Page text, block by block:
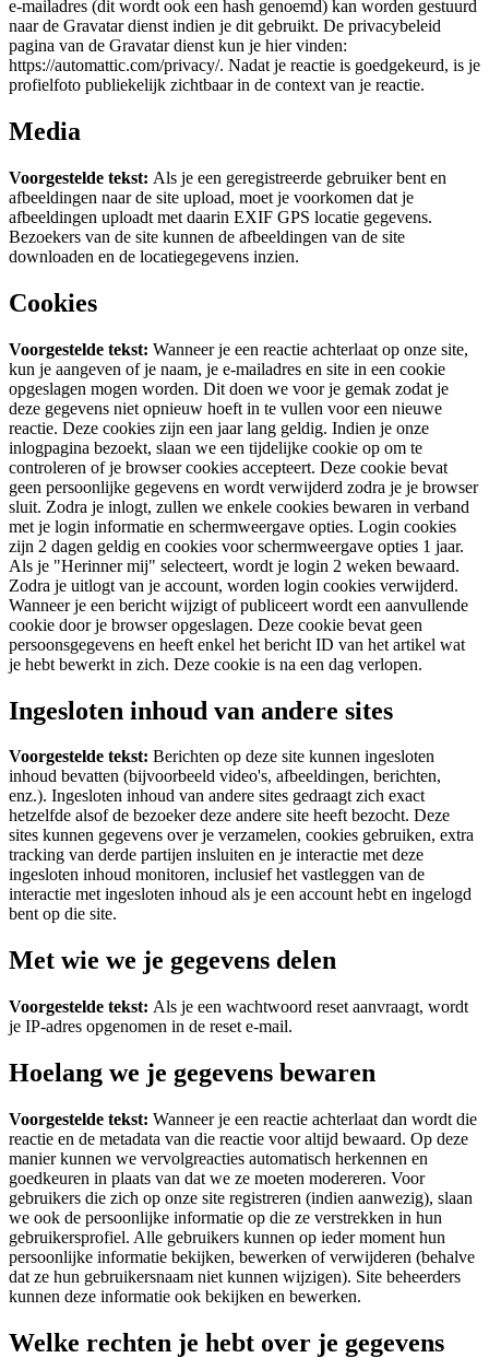
e-mailadres (dit wordt ook een hash genoemd) kan worden gestuurd
naar de Gravatar dienst indien je dit gebruikt. De privacybeleid
pagina van de Gravatar dienst kun je hier vinden:
https://automattic.com/privacy/. Nadat je reactie is goedgekeurd, is je
profielfoto publiekelijk zichtbaar in de context van je reactie.
Media
Voorgestelde tekst: Als je een geregistreerde gebruiker bent en
afbeeldingen naar de site upload, moet je voorkomen dat je
afbeeldingen uploadt met daarin EXIF GPS locatie gegevens.
Bezoekers van de site kunnen de afbeeldingen van de site
downloaden en de locatiegegevens inzien.
Cookies
Voorgestelde tekst: Wanneer je een reactie achterlaat op onze site,
kun je aangeven of je naam, je e-mailadres en site in een cookie
opgeslagen mogen worden. Dit doen we voor je gemak zodat je
deze gegevens niet opnieuw hoeft in te vullen voor een nieuwe
reactie. Deze cookies zijn een jaar lang geldig. Indien je onze
inlogpagina bezoekt, slaan we een tijdelijke cookie op om te
controleren of je browser cookies accepteert. Deze cookie bevat
geen persoonlijke gegevens en wordt verwijderd zodra je je browser
sluit. Zodra je inlogt, zullen we enkele cookies bewaren in verband
met je login informatie en schermweergave opties. Login cookies
zijn 2 dagen geldig en cookies voor schermweergave opties 1 jaar.
Als je "Herinner mij" selecteert, wordt je login 2 weken bewaard.
Zodra je uitlogt van je account, worden login cookies verwijderd.
Wanneer je een bericht wijzigt of publiceert wordt een aanvullende
cookie door je browser opgeslagen. Deze cookie bevat geen
persoonsgegevens en heeft enkel het bericht ID van het artikel wat
je hebt bewerkt in zich. Deze cookie is na een dag verlopen.
Ingesloten inhoud van andere sites
Voorgestelde tekst: Berichten op deze site kunnen ingesloten
inhoud bevatten (bijvoorbeeld video's, afbeeldingen, berichten,
enz.). Ingesloten inhoud van andere sites gedraagt zich exact
hetzelfde alsof de bezoeker deze andere site heeft bezocht. Deze
sites kunnen gegevens over je verzamelen, cookies gebruiken, extra
tracking van derde partijen insluiten en je interactie met deze
ingesloten inhoud monitoren, inclusief het vastleggen van de
interactie met ingesloten inhoud als je een account hebt en ingelogd
bent op die site.
Met wie we je gegevens delen
Voorgestelde tekst: Als je een wachtwoord reset aanvraagt, wordt
je IP-adres opgenomen in de reset e-mail.
Hoelang we je gegevens bewaren
Voorgestelde tekst: Wanneer je een reactie achterlaat dan wordt die
reactie en de metadata van die reactie voor altijd bewaard. Op deze
manier kunnen we vervolgreacties automatisch herkennen en
goedkeuren in plaats van dat we ze moeten modereren. Voor
gebruikers die zich op onze site registreren (indien aanwezig), slaan
we ook de persoonlijke informatie op die ze verstrekken in hun
gebruikersprofiel. Alle gebruikers kunnen op ieder moment hun
persoonlijke informatie bekijken, bewerken of verwijderen (behalve
dat ze hun gebruikersnaam niet kunnen wijzigen). Site beheerders
kunnen deze informatie ook bekijken en bewerken.
Welke rechten je hebt over je gegevens